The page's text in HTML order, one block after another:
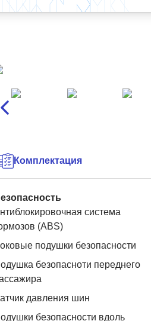
Комплектация
система
(ABS)
подушки безопасности
безопасноти переднего
давления шин
безопасности вдоль